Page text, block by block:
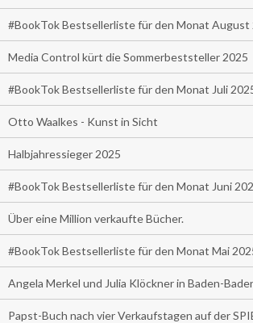
#BookTok Bestsellerliste für den Monat August
Media Control kürt die Sommerbeststeller 2025
#BookTok Bestsellerliste für den Monat Juli
Otto Waalkes - Kunst in Sicht
Halbjahressieger 2025
#BookTok Bestsellerliste für den Monat Juni
Über eine Million verkaufte Bücher.
#BookTok Bestsellerliste für den Monat Mai
Angela Merkel und Julia Klöckner in Baden-
Papst-Buch nach vier Verkaufstagen auf der